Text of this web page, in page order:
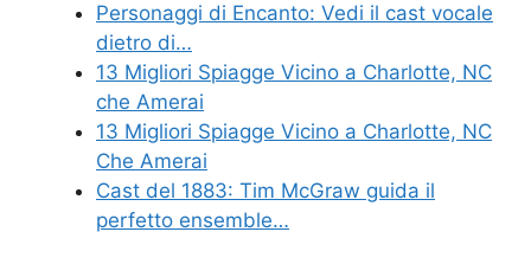
Personaggi di Encanto: Vedi il cast vocale
dietro di…
13 Migliori Spiagge Vicino a Charlotte, NC
che Amerai
13 Migliori Spiagge Vicino a Charlotte, NC
Che Amerai
Cast del 1883: Tim McGraw guida il
perfetto ensemble…